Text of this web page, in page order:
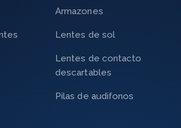
Armazones
Lentes de sol
Lentes de contacto
descartables
Pilas de audifonos